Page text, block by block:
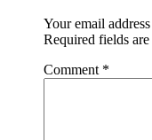
Your email
Required fields are
Comment *